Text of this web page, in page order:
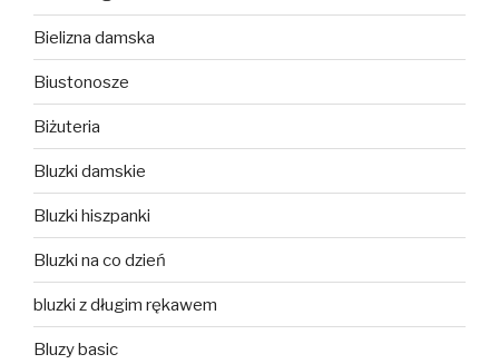
Bielizna damska
Biustonosze
Biżuteria
Bluzki damskie
Bluzki hiszpanki
Bluzki na co dzień
bluzki z długim rękawem
Bluzy basic